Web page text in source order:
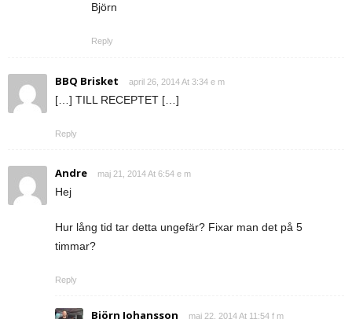
Björn
Reply
BBQ Brisket april 26, 2014 At 3:34 e m
[…] TILL RECEPTET […]
Reply
Andre maj 21, 2014 At 6:54 e m
Hej
Hur lång tid tar detta ungefär? Fixar man det på 5
timmar?
Reply
Björn Johansson maj 22, 2014 At 11:54 f m